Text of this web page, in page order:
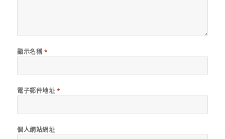
顯示名稱 *
電子郵件地址 *
個人網站網址